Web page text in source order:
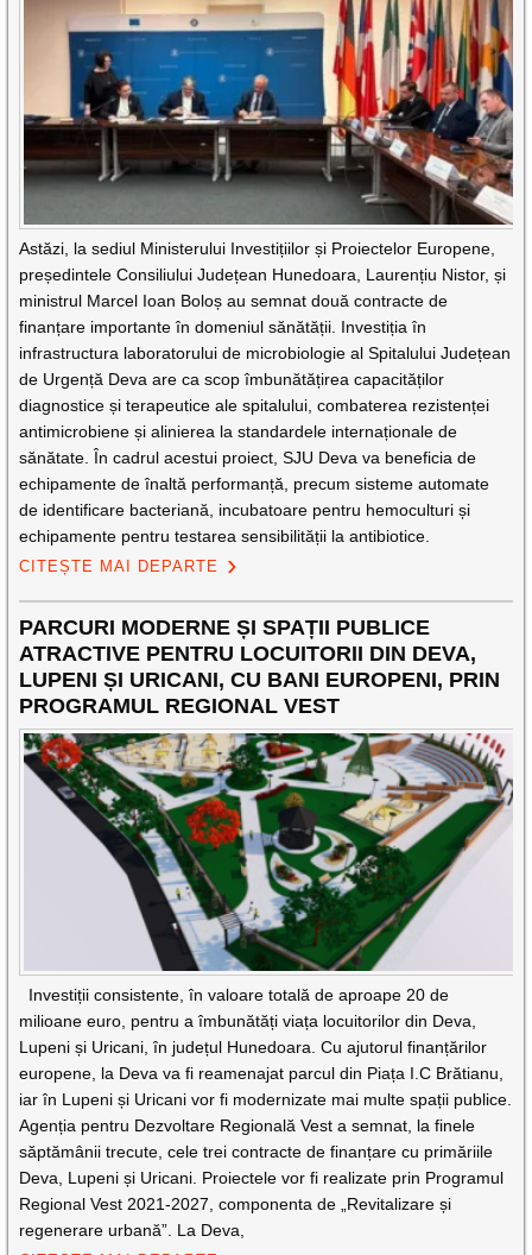
Astăzi, la sediul Ministerului Investițiilor și Proiectelor Europene,
președintele Consiliului Județean Hunedoara, Laurențiu Nistor, și
ministrul Marcel Ioan Boloș au semnat două contracte de
finanțare importante în domeniul sănătății. Investiția în
infrastructura laboratorului de microbiologie al Spitalului Județean
de Urgență Deva are ca scop îmbunătățirea capacităților
diagnostice și terapeutice ale spitalului, combaterea rezistenței
antimicrobiene și alinierea la standardele internaționale de
sănătate. În cadrul acestui proiect, SJU Deva va beneficia de
echipamente de înaltă performanță, precum sisteme automate
de identificare bacteriană, incubatoare pentru hemoculturi și
echipamente pentru testarea sensibilității la antibiotice.
CITEȘTE MAI DEPARTE
PARCURI MODERNE ȘI SPAȚII PUBLICE
ATRACTIVE PENTRU LOCUITORII DIN DEVA,
LUPENI ȘI URICANI, CU BANI EUROPENI, PRIN
PROGRAMUL REGIONAL VEST
Investiții consistente, în valoare totală de aproape 20 de
milioane euro, pentru a îmbunătăți viața locuitorilor din Deva,
Lupeni și Uricani, în județul Hunedoara. Cu ajutorul finanțărilor
europene, la Deva va fi reamenajat parcul din Piața I.C Brătianu,
iar în Lupeni și Uricani vor fi modernizate mai multe spații publice.
Agenția pentru Dezvoltare Regională Vest a semnat, la finele
săptămânii trecute, cele trei contracte de finanțare cu primăriile
Deva, Lupeni și Uricani. Proiectele vor fi realizate prin Programul
Regional Vest 2021-2027, componenta de „Revitalizare și
regenerare urbană”. La Deva,